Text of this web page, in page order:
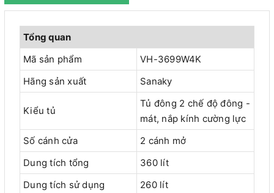
Tổng quan
Mã sản phẩm
VH-3699W4K
Hãng sản xuất
Sanaky
Kiểu tủ
Tủ đông 2 chế độ đông -
mát, nắp kính cường lực
Số cánh cửa
2 cánh mở
Dung tích tổng
360 lít
Dung tích sử dụng
260 lít